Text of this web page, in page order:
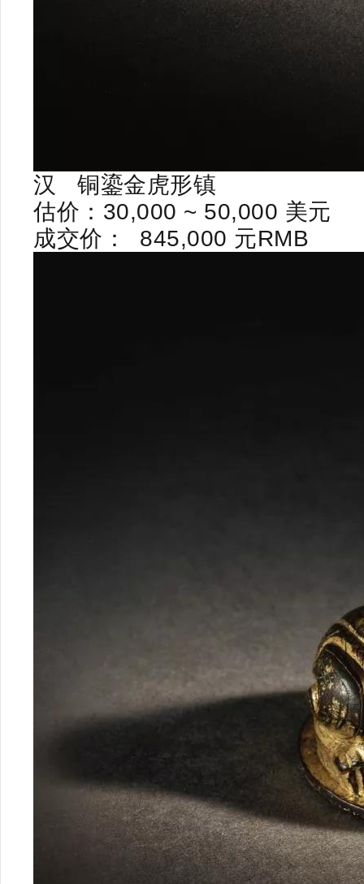
汉
铜鎏金虎形镇
估价： 30,000 ~ 50,000 美元
成交价：
845,000 元RMB